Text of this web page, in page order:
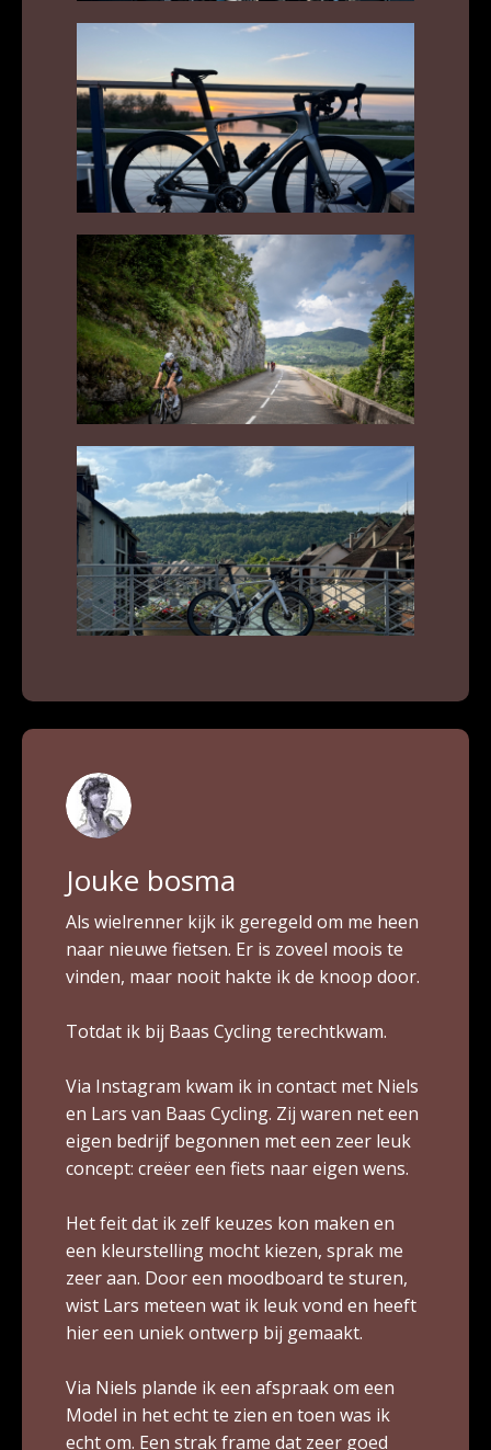
Jouke bosma
Als wielrenner kijk ik geregeld om me heen
naar nieuwe fietsen. Er is zoveel moois te
vinden, maar nooit hakte ik de knoop door.
Totdat ik bij Baas Cycling terechtkwam.
Via Instagram kwam ik in contact met Niels
en Lars van Baas Cycling. Zij waren net een
eigen bedrijf begonnen met een zeer leuk
concept: creëer een fiets naar eigen wens.
Het feit dat ik zelf keuzes kon maken en
een kleurstelling mocht kiezen, sprak me
zeer aan. Door een moodboard te sturen,
wist Lars meteen wat ik leuk vond en heeft
hier een uniek ontwerp bij gemaakt.
Via Niels plande ik een afspraak om een
Model in het echt te zien en toen was ik
echt om. Een strak frame dat zeer goed